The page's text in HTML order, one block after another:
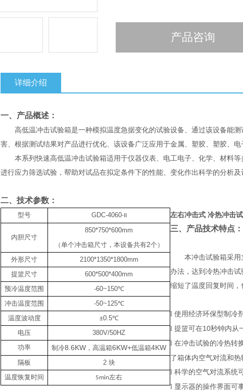
产品咨询
详细介绍
一、产品概述：
高低温冲击试验箱是一种模拟温度急据变化的试验设备、通过该设备能
害、根据测试结果对产品进行优化、该设备广泛应用于金属、塑胶、塑胶、电
本系列快速高低温冲击试验箱适用于仪器仪表、电工电子、化学、材料
进行应力筛选试验，帮助对试品在拟定条件下的性能、变化作出科学的分析及
二、技术参数：
型号 GDC-4060-II
内胆尺寸
850*750*600mm
（单个冲击箱尺寸，本设备共有2个）
外形尺寸
2100*1350*1800mm
提篮尺寸
600*500*400mm
预冷温度范围
-60~150℃
冲击温度范围
-50~125℃
温度波动度
±0.5℃
电压
380V/50HZ
功率
制冷8.6KW ，高温箱6KW+低温箱4KW
隔板 2 块
温度恢复时间
5min左右
左右冲击式 冷热冲击
三、 产品技术特点：
本冲击试验箱采
办法，达到冷热冲击
缩短了温度回复时间，
l 使用经济环保型制冷
l 提篮可在10秒钟内从
l 在冲击试验的冷热转
了箱体内空气对流和热
l 科学的空气对流系统
l 显示器的操作界面可